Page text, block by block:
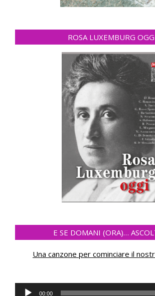
ROSA LUXEMBURG
E SE DOMANI (ORA)…
Una canzone per cominciare il
Reproductor
00:00